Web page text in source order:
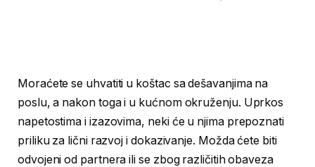
Moraćete se uhvatiti u koštac sa dešavanjima na
poslu, a nakon toga i u kućnom okruženju. Uprkos
napetostima i izazovima, neki će u njima prepoznati
priliku za lični razvoj i dokazivanje. Možda ćete biti
odvojeni od partnera ili se zbog različitih obaveza